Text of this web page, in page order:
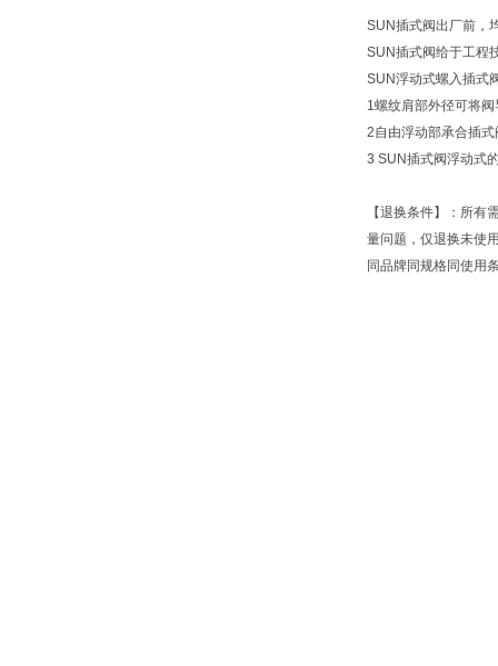
SUN插式阀出厂前，
SUN插式阀给于工程
SUN浮动式螺入插
1螺纹肩部外径可将
2自由浮动部承合插
3 SUN插式阀浮动式
【退换条件】：所
量问题，仅退换未使
同品牌同规格同使用